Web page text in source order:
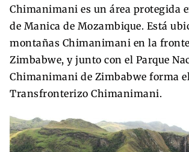
Chimanimani es un área protegida
de Manica de Mozambique. Está
montañas Chimanimani en la
Zimbabwe, y junto con el Parque
Chimanimani de Zimbabwe forma
Transfronterizo Chimanimani.